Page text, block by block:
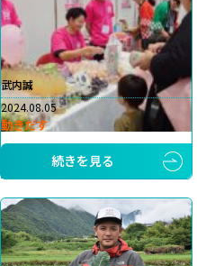
武内誠
2024.08.05
動きだす
続きを見る